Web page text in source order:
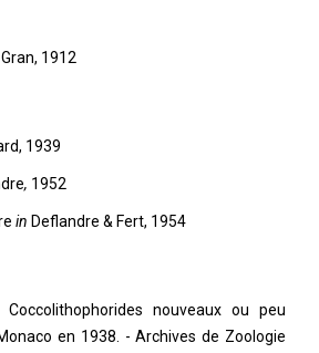
1912
1939
, 1952
in Deflandre & Fert, 1954
Coccolithophorides nouveaux ou peu
en 1938. - Archives de Zoologie